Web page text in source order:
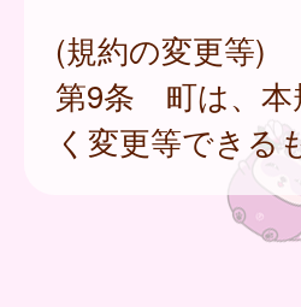
(規約の変更等)
第9条 町は、本
く変更等できる